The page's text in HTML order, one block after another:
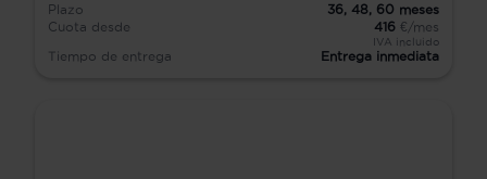
Plazo
36, 48, 60 meses
Cuota desde
416 €/mes
IVA incluido
Tiempo de entrega Entrega inmediata